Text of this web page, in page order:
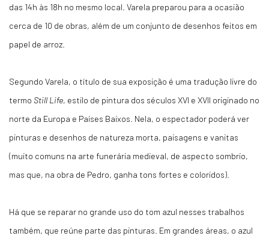
das 14h às 18h no mesmo local. Varela preparou para a ocasião
cerca de 10 de obras, além de um conjunto de desenhos feitos em
papel de arroz.
Segundo Varela, o título de sua exposição é uma tradução livre do
termo Still Life, estilo de pintura dos séculos XVI e XVII originado no
norte da Europa e Países Baixos. Nela, o espectador poderá ver
pinturas e desenhos de natureza morta, paisagens e vanitas
(muito comuns na arte funerária medieval, de aspecto sombrio,
mas que, na obra de Pedro, ganha tons fortes e coloridos).
Há que se reparar no grande uso do tom azul nesses trabalhos
também, que reúne parte das pinturas. Em grandes áreas, o azul